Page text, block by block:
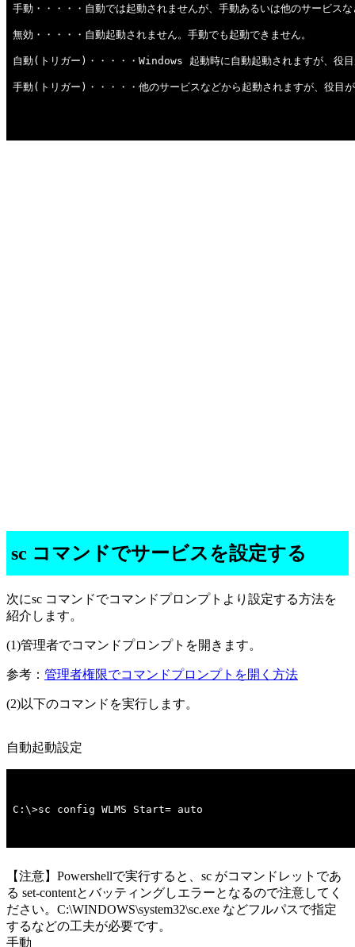
手動・・・・・自動では起動されませんが、手動あるいは他のサービス
無効・・・・・自動起動されません。手動でも起動できません。
自動(トリガー)・・・・・Windows 起動時に自動起動されますが、役
手動(トリガー)・・・・・他のサービスなどから起動されますが、役目
sc コマンドでサービスを設定する
次にsc コマンドでコマンドプロンプトより設定する方法を
紹介します。
(1)管理者でコマンドプロンプトを開きます。
参考： 管理者権限でコマンドプロンプトを開く方法
(2)以下のコマンドを実行します。
自動起動設定
C:\>sc config WLMS Start= auto
【注意】Powershellで実行すると、sc がコマンドレットであ
る set-contentとバッティングしエラーとなるので注意してく
ださい。C:\WINDOWS\system32\sc.exe などフルパスで指定
するなどの工夫が必要です。
手動